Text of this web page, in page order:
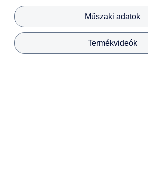
Műszaki adatok
Termékvideók